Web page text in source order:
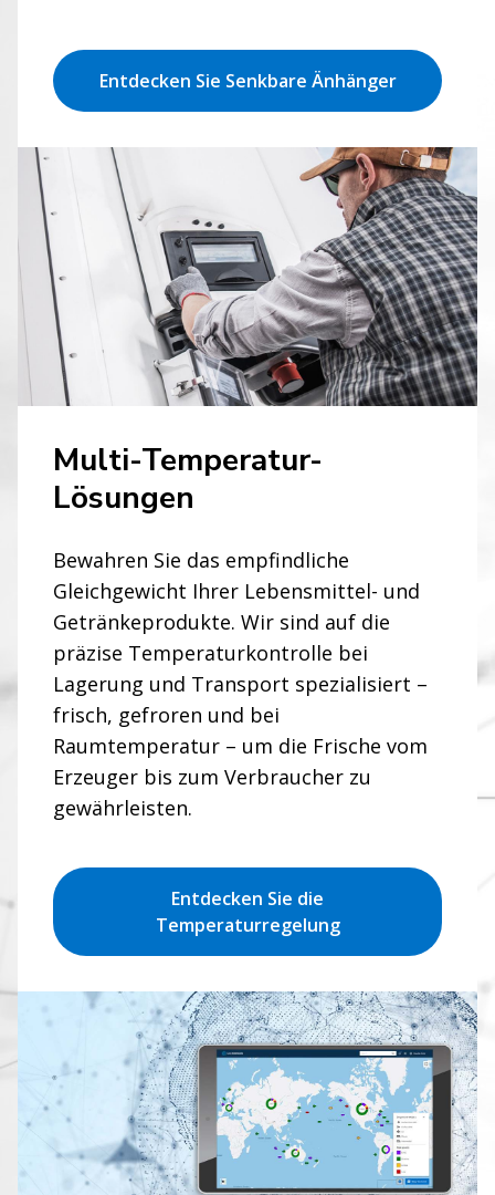
Entdecken Sie Senkbare Änhänger
Multi-Temperatur-
Lösungen
Bewahren Sie das empfindliche
Gleichgewicht Ihrer Lebensmittel- und
Getränkeprodukte. Wir sind auf die
präzise Temperaturkontrolle bei
Lagerung und Transport spezialisiert –
frisch, gefroren und bei
Raumtemperatur – um die Frische vom
Erzeuger bis zum Verbraucher zu
gewährleisten.
Entdecken Sie die
Temperaturregelung